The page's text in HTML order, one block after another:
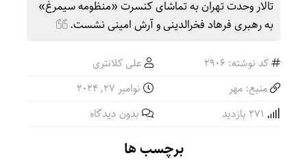
تالار وحدت تهران به تماشای کنسرت «منظومه سیمرغ»
به رهبری فرهاد فخرالدینی و آرش امینی نشست.
کد نوشته: 2906
علی کلانتری
منبع: مهر
نوامبر 27, 2024
بدون دیدگاه
برچسب ها